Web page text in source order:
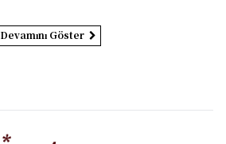
Devamını Göster